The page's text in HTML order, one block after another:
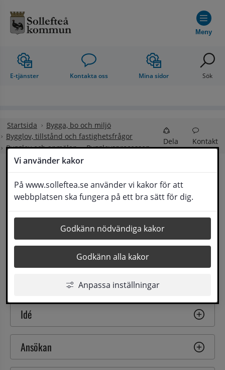
Vi använder kakor
På www.solleftea.se använder vi kakor för att
webbplatsen ska fungera på ett bra sätt för dig.
Godkänn nödvändiga kakor
Godkänn alla kakor
Anpassa inställningar
Meny
E-tjänster Kontakta oss Mina sidor Sök
Startsida
Bygga, bo och miljö
Bygglov, tillstånd och fastighetsfrågor
Bygglov och anmälan
Bygglovsprocessen
Dela Kontakt
Bygglovsprocessen
Bygglov – från idé till slutbesked
Här kan du se de olika stegen när du söker bygglov
eller gör en anmälan. Från att du har en idé och
funderar på om bygglov behövs, till
ansökningsprocessen och till slut ett färdigt projekt.
Idé
Ansökan